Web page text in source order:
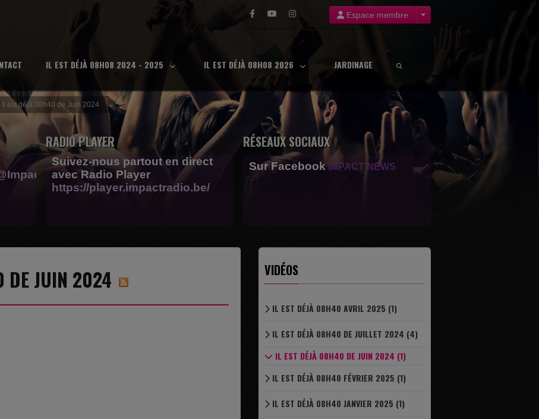
Espace membre
IL EST DÉJÀ 08H08 2024 - 2025 IL EST DÉJÀ 08H08 2026 JARDINAGE
Il est déjà 08h40 de Juin 2024
RADIO PLAYER
Suivez-nous partout en direct
avec Radio Player
https://player.impactradio.be/
RÉSEAUX SOCIAUX
Sur Facebook IMPACT NEWS
DE JUIN 2024 VIDÉOS
IL EST DÉJÀ 08H40 AVRIL 2025 (1)
IL EST DÉJÀ 08H40 DE JUILLET 2024 (4)
IL EST DÉJÀ 08H40 DE JUIN 2024 (1)
IL EST DÉJÀ 08H40 FÉVRIER 2025 (1)
IL EST DÉJÀ 08H40 JANVIER 2025 (1)